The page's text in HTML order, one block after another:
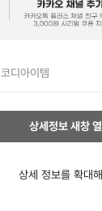
코디아이템
상세정보 새창 열
상세 정보를 확대